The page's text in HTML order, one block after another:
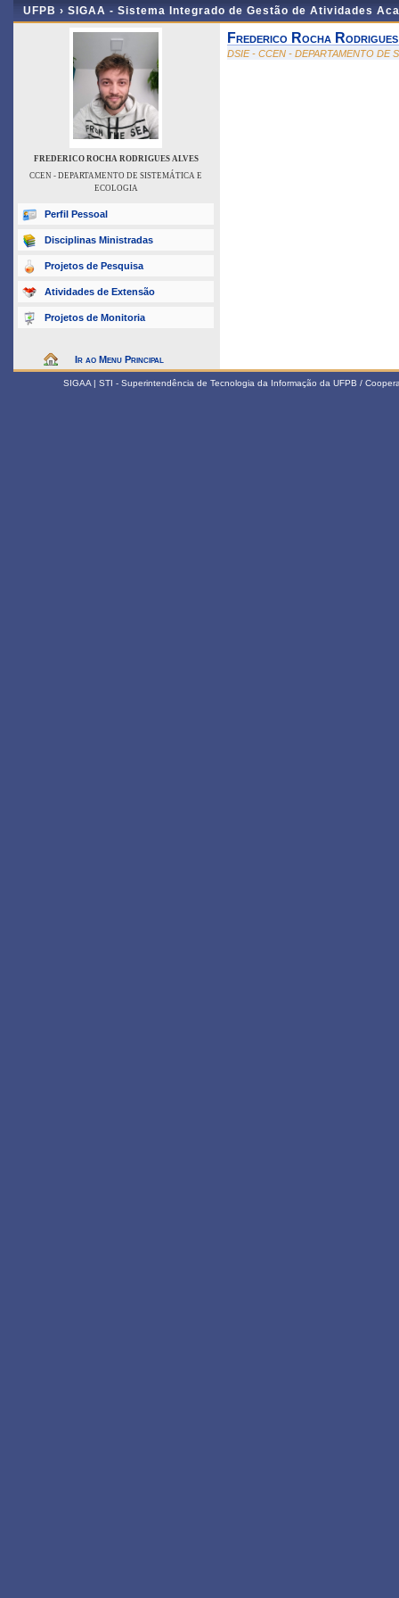
UFPB › SIGAA - Sistema Integrado de Gestão de Atividades
FREDERICO ROCHA RODRIGUES ALVES
CCEN - DEPARTAMENTO DE SISTEMÁTICA E
ECOLOGIA
Perfil Pessoal
Disciplinas Ministradas
Projetos de Pesquisa
Atividades de Extensão
Projetos de Monitoria
Ir ao Menu Principal
Frederico Rocha
DSIE - CCEN - DEPARTAMENTO DE
SIGAA | STI - Superintendência de Tecnologia da Informação da UFPB /